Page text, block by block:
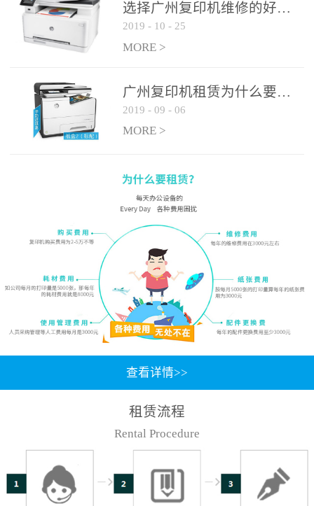
选择广州复印机维修的好处有哪些?
2019 - 10 - 25
MORE >
广州复印机租赁为什么要选大平台
2019 - 09 - 06
MORE >
查看详情>>
租赁流程
Rental Procedure